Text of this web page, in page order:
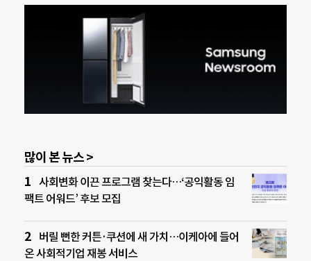
많이 본 뉴스 >
사회변화 이끈 프로그램 찾는다…‘공익활동 임
팩트 어워드’ 후보 모집
버릴 뻔한 커튼·쿠션에 새 가치…이케아에 들어
온 사회적기업 재봉 서비스